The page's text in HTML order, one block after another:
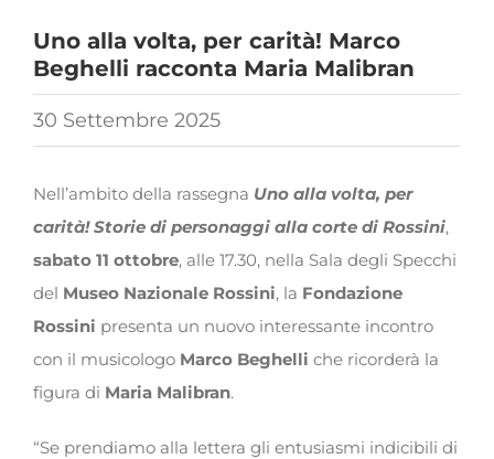
Uno alla volta, per carità! Marco
Beghelli racconta Maria Malibran
30 Settembre 2025
Nell’ambito della rassegna Uno alla volta, per
carità! Storie di personaggi alla corte di Rossini,
sabato 11 ottobre, alle 17.30, nella Sala degli Specchi
del Museo Nazionale Rossini, la Fondazione
Rossini presenta un nuovo interessante incontro
con il musicologo Marco Beghelli che ricorderà la
figura di Maria Malibran.
“Se prendiamo alla lettera gli entusiasmi indicibili di